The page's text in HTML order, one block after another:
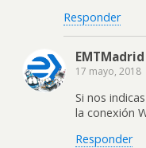
Responder
EMTMadrid
17 mayo, 2018
Si nos
la conexión
Responder